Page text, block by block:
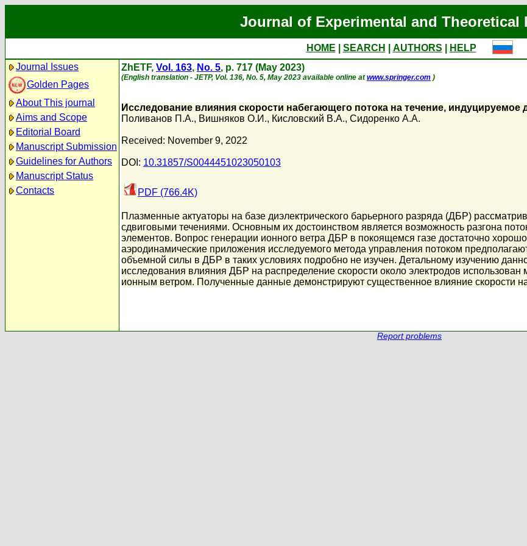
Journal of Experimental and Theoretical
HOME SEARCH AUTHORS
HELP
Journal Issues
Golden Pages
About This journal
Aims and Scope
Editorial Board
Manuscript Submission
Guidelines for Authors
Manuscript Status
Contacts
ZhETF, Vol. 163, No. 5, p. 717 (May 2023)
(English translation - JETP, Vol. 136, No. 5, May 2023 available online atwww.springer.com )
Исследование влияния скорости набегающего потока на течение,
Поливанов П.А., Вишняков О.И., Кисловский В.А., Сидоренко А.А.
Received: November 9, 2022
DOI: 10.31857/S0044451023050103
PDF (766.4K)
Плазменные актуаторы на базе диэлектрического барьерного разряда (ДБР)
сдвиговыми течениями. Основным их достоинством является возможность разгона
элементов. Вопрос генерации ионного ветра ДБР в покоящемся газе достаточно
аэродинамические приложения исследуемого метода управления потоком
объемной силы в ДБР в таких условиях подробно не изучен. Детальному изучению
исследования влияния ДБР на распределение скорости около электродов
ионным ветром. Полученные данные демонстрируют существенное влияние скорости
Report problems